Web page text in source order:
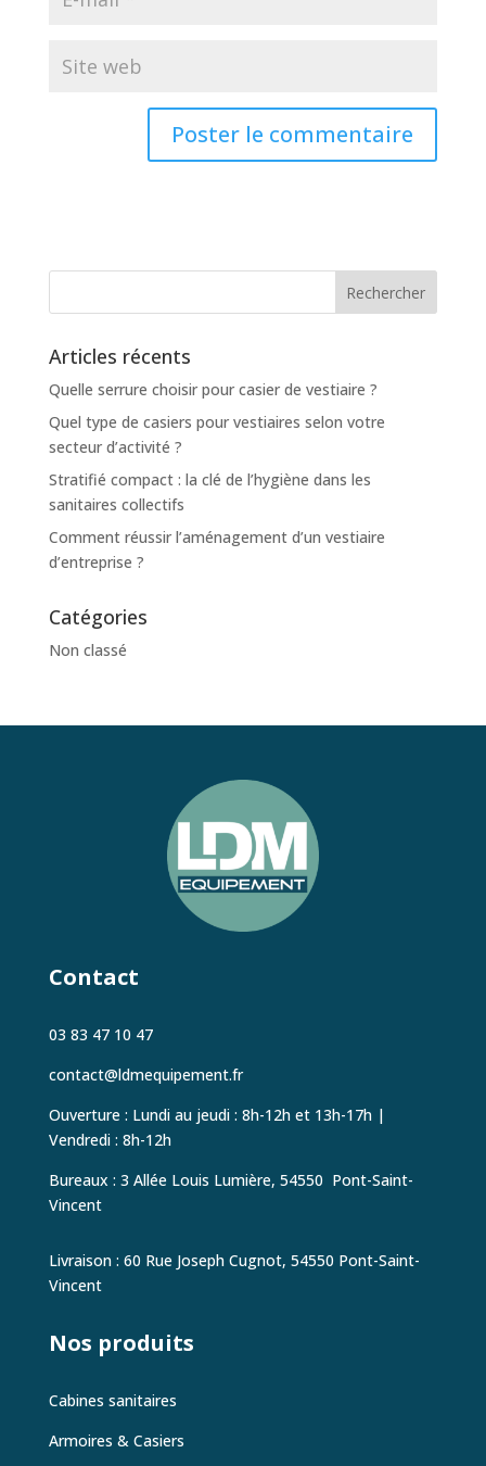
Articles récents
Quelle serrure choisir pour casier de vestiaire ?
Quel type de casiers pour vestiaires selon votre
secteur d’activité ?
Stratifié compact : la clé de l’hygiène dans les
sanitaires collectifs
Comment réussir l’aménagement d’un vestiaire
d’entreprise ?
Catégories
Non classé
Contact
03 83 47 10 47
contact@ldmequipement.fr
Ouverture : Lundi au jeudi : 8h-12h et 13h-17h |
Vendredi : 8h-12h
Bureaux : 3 Allée Louis Lumière, 54550 Pont-Saint-
Vincent
Livraison : 60 Rue Joseph Cugnot, 54550 Pont-Saint-
Vincent
Nos produits
Cabines sanitaires
Armoires & Casiers